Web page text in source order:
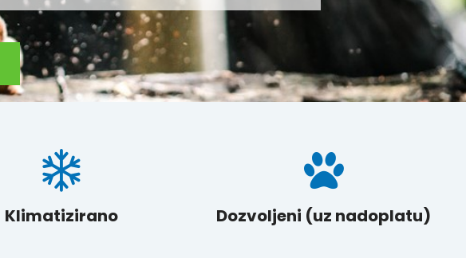
Klimatizirano Dozvoljeni (uz nadoplatu)